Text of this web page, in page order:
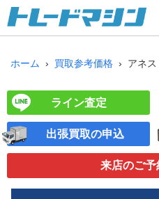
ホーム 買取参考価格 アネ
ライン査定
出張買取の申込
来店のご予